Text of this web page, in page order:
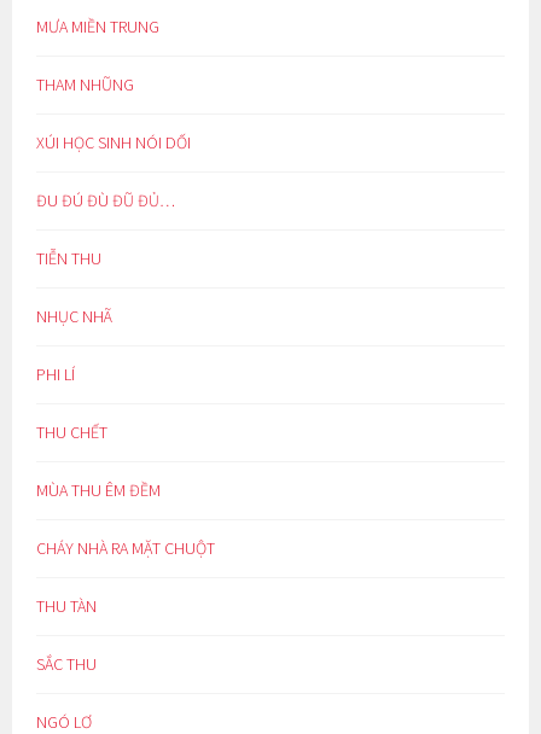
MƯA MIỀN TRUNG
THAM NHŨNG
XÚI HỌC SINH NÓI DỐI
ĐU ĐÚ ĐÙ ĐŨ ĐỦ…
TIỄN THU
NHỤC NHÃ
PHI LÍ
THU CHẾT
MÙA THU ÊM ĐỀM
CHÁY NHÀ RA MẶT CHUỘT
THU TÀN
SẮC THU
NGÓ LƠ